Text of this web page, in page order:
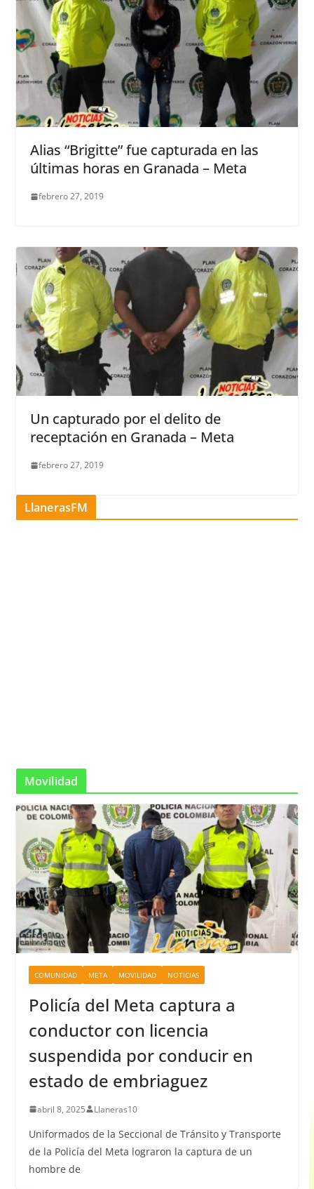
Alias “Brigitte” fue capturada en las
últimas horas en Granada – Meta
febrero 27, 2019
Un capturado por el delito de
receptación en Granada – Meta
febrero 27, 2019
LlanerasFM
Movilidad
COMUNIDAD META MOVILIDAD NOTICIAS
Policía del Meta captura a
conductor con licencia
suspendida por conducir en
estado de embriaguez
abril 8, 2025 Llaneras10
Uniformados de la Seccional de Tránsito y Transporte
de la Policía del Meta lograron la captura de un
hombre de